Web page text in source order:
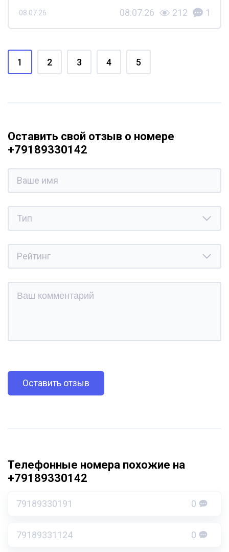
08.07.26 08.07.26 212 1
1 2 3 4 5
Оставить свой отзыв о номере
+79189330142
Оставить отзыв
Телефонные номера похожие на
+79189330142
79189330191 0
79189331124 0